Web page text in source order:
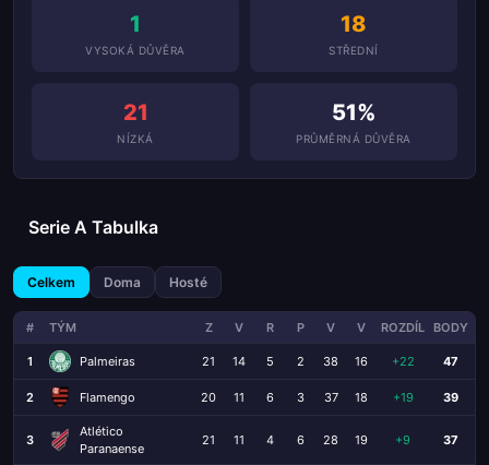
1
VYSOKÁ DŮVĚRA
18
STŘEDNÍ
21
NÍZKÁ
51%
PRŮMĚRNÁ DŮVĚRA
Serie A Tabulka
Celkem Doma Hosté
# TÝM Z V R P V V ROZDÍL BODY
1 Palmeiras 21 14 5 2 38 16 +22 47
2 Flamengo 20 11 6 3 37 18 +19 39
3
Atlético
Paranaense
21 11 4 6 28 19 +9 37